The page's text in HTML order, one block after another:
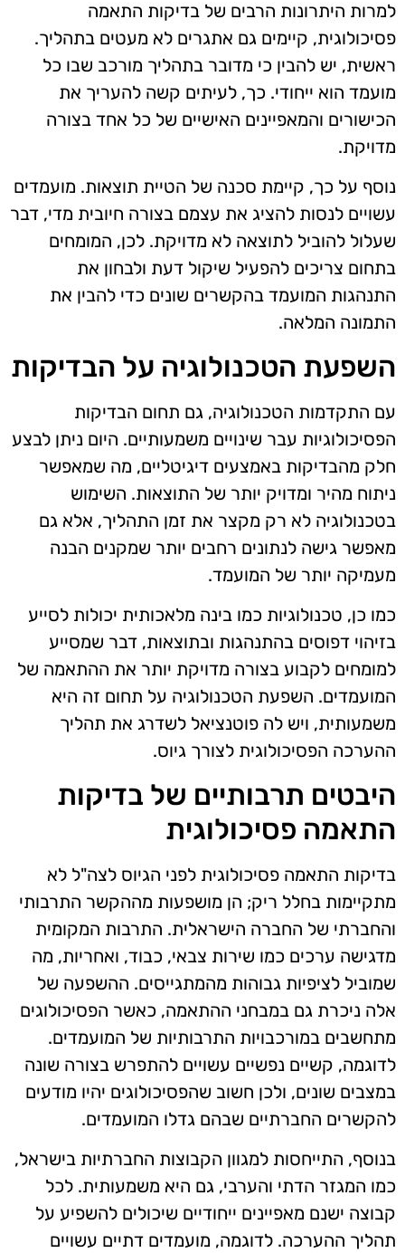
למרות היתרונות הרבים של בדיקות התאמה
פסיכולוגית, קיימים גם אתגרים לא מעטים בתהליך.
ראשית, יש להבין כי מדובר בתהליך מורכב שבו כל
מועמד הוא ייחודי. כך, לעיתים קשה להעריך את
הכישורים והמאפיינים האישיים של כל אחד בצורה
מדויקת.
נוסף על כך, קיימת סכנה של הטיית תוצאות. מועמדים
עשויים לנסות להציג את עצמם בצורה חיובית מדי, דבר
שעלול להוביל לתוצאה לא מדויקת. לכן, המומחים
בתחום צריכים להפעיל שיקול דעת ולבחון את
התנהגות המועמד בהקשרים שונים כדי להבין את
התמונה המלאה.
השפעת הטכנולוגיה על הבדיקות
עם התקדמות הטכנולוגיה, גם תחום הבדיקות
הפסיכולוגיות עבר שינויים משמעותיים. היום ניתן לבצע
חלק מהבדיקות באמצעים דיגיטליים, מה שמאפשר
ניתוח מהיר ומדויק יותר של התוצאות. השימוש
בטכנולוגיה לא רק מקצר את זמן התהליך, אלא גם
מאפשר גישה לנתונים רחבים יותר שמקנים הבנה
מעמיקה יותר של המועמד.
כמו כן, טכנולוגיות כמו בינה מלאכותית יכולות לסייע
בזיהוי דפוסים בהתנהגות ובתוצאות, דבר שמסייע
למומחים לקבוע בצורה מדויקת יותר את ההתאמה של
המועמדים. השפעת הטכנולוגיה על תחום זה היא
משמעותית, ויש לה פוטנציאל לשדרג את תהליך
ההערכה הפסיכולוגית לצורך גיוס.
היבטים תרבותיים של בדיקות
התאמה פסיכולוגית
בדיקות התאמה פסיכולוגית לפני הגיוס לצה"ל לא
מתקיימות בחלל ריק; הן מושפעות מההקשר התרבותי
והחברתי של החברה הישראלית. התרבות המקומית
מדגישה ערכים כמו שירות צבאי, כבוד, ואחריות, מה
שמוביל לציפיות גבוהות מהמתגייסים. ההשפעה של
אלה ניכרת גם במבחני ההתאמה, כאשר הפסיכולוגים
מתחשבים במורכבויות התרבותיות של המועמדים.
לדוגמה, קשיים נפשיים עשויים להתפרש בצורה שונה
במצבים שונים, ולכן חשוב שהפסיכולוגים יהיו מודעים
להקשרים החברתיים שבהם גדלו המועמדים.
בנוסף, התייחסות למגוון הקבוצות החברתיות בישראל,
כמו המגזר הדתי והערבי, גם היא משמעותית. לכל
קבוצה ישנם מאפיינים ייחודיים שיכולים להשפיע על
תהליך ההערכה. לדוגמה, מועמדים דתיים עשויים